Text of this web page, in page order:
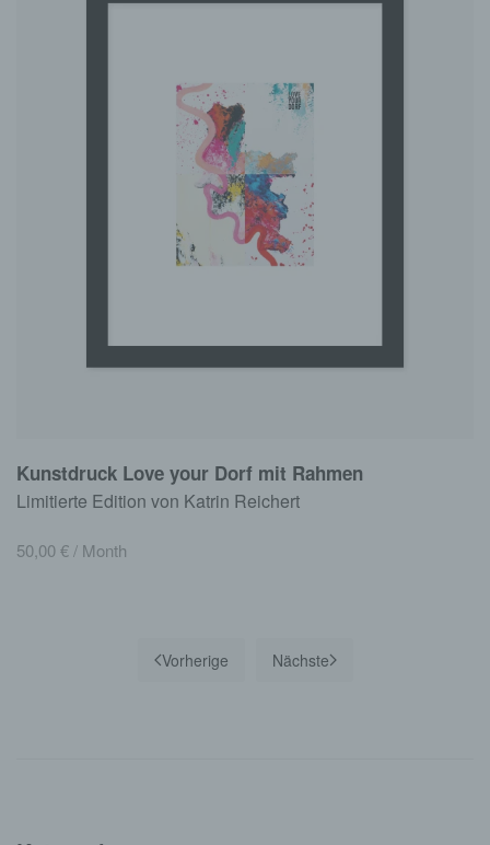
Kunstdruck Love your Dorf mit Rahmen
Limitierte Edition von Katrin Reichert
50,00€/ Month
Vorherige Nächste